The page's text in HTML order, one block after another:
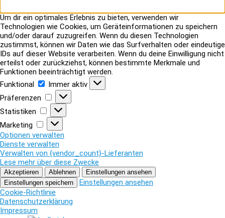
Um dir ein optimales Erlebnis zu bieten, verwenden wir
Technologien wie Cookies, um Geräteinformationen zu speichern
und/oder darauf zuzugreifen. Wenn du diesen Technologien
zustimmst, können wir Daten wie das Surfverhalten oder eindeutige
IDs auf dieser Website verarbeiten. Wenn du deine Einwilligung nicht
erteilst oder zurückziehst, können bestimmte Merkmale und
Funktionen beeinträchtigt werden.
Funktional
Funktional
Immer aktiv
Präferenzen
Präferenzen
Statistiken
Statistiken
Marketing
Marketing
Optionen verwalten
Dienste verwalten
Verwalten von {vendor_count}-Lieferanten
Lese mehr über diese Zwecke
Akzeptieren Ablehnen
Einstellungen ansehen
Einstellungen speichern
Einstellungen ansehen
Cookie-Richtlinie
Datenschutzerklärung
Impressum